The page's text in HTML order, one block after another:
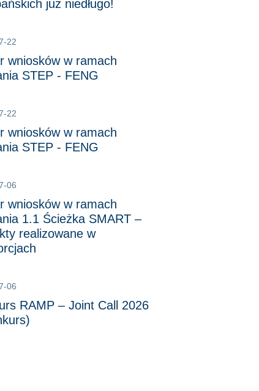
już niedługo!
22
wniosków w ramach
STEP - FENG
22
wniosków w ramach
STEP - FENG
06
wniosków w ramach
1.1 Ścieżka SMART –
realizowane w
06
RAMP – Joint Call 2026